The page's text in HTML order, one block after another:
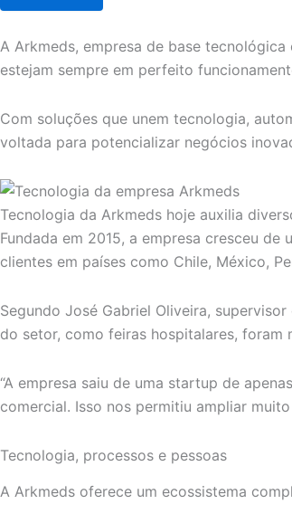
A Arkmeds, empresa de base
estejam sempre em perfeito
Com soluções que unem tecnologia,
voltada para potencializar negócios
Tecnologia da Arkmeds hoje auxilia
Fundada em 2015, a empresa cresceu
clientes em países como Chile, México,
Segundo José Gabriel Oliveira,
do setor, como feiras hospitalares, foram
“A empresa saiu de uma startup de
comercial. Isso nos permitiu ampliar
Tecnologia, processos e pessoas
A Arkmeds oferece um ecossistema